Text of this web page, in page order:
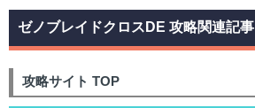
ゼノブレイドクロスDE 攻略関連記事
攻略サイト TOP